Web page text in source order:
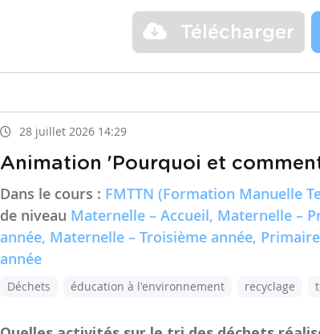
Télécharger
28 juillet 2026 14:29
Animation 'Pourquoi et
Dans le cours : FMTTN (Formation Manuelle
de niveau Maternelle – Accueil, Maternelle –
année, Maternelle – Troisième année,
année
Déchets éducation à l'environnement recyclage